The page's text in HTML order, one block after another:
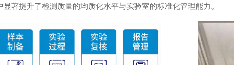
著提升了检测质量的均质化水平与实验室的标准化管理能力。